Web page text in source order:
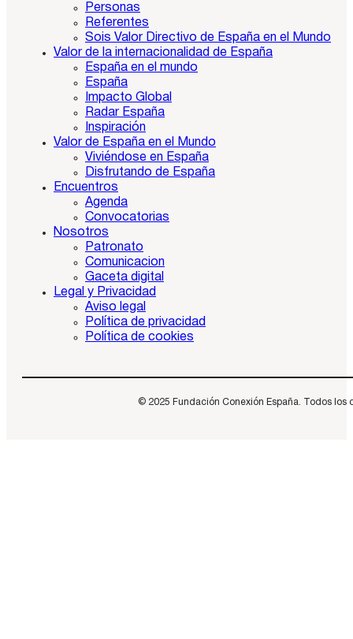
Personas
Referentes
Sois Valor Directivo de España en el Mundo
Valor de la internacionalidad de España
España en el mundo
España
Impacto Global
Radar España
Inspiración
Valor de España en el Mundo
Viviéndose en España
Disfrutando de España
Encuentros
Agenda
Convocatorias
Nosotros
Patronato
Comunicacion
Gaceta digital
Legal y Privacidad
Aviso legal
Política de privacidad
Política de cookies
© 2025 Fundación Conexión España. Todos los